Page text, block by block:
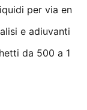
per via en
e adiuvanti
da 500 a 1